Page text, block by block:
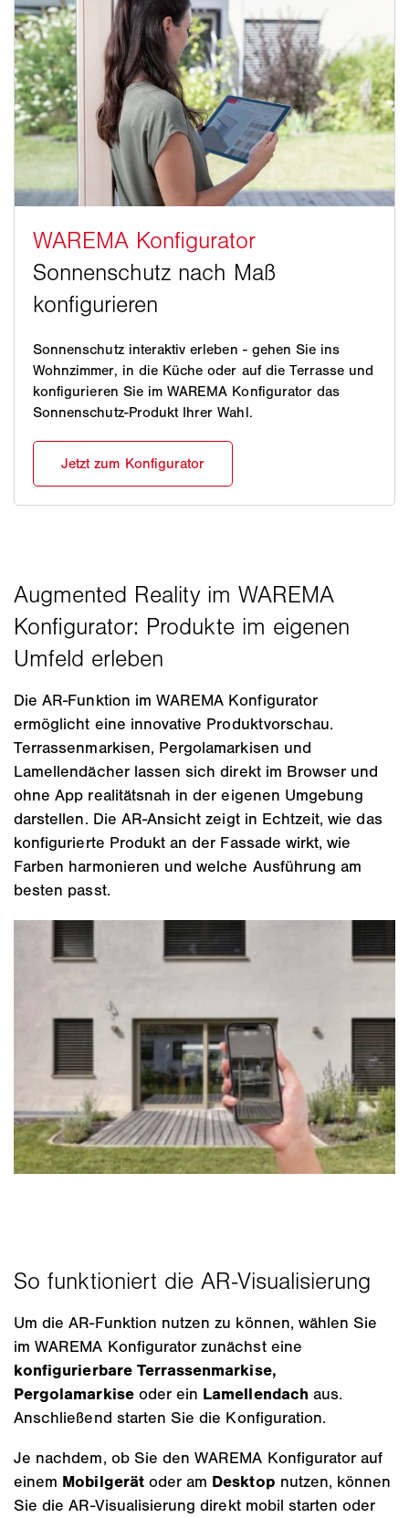
Sonnenschutz interaktiv erleben - gehen Sie ins
Wohnzimmer, in die Küche oder auf die Terrasse und
konfigurieren Sie im WAREMA Konfigurator das
Sonnenschutz-Produkt Ihrer Wahl.
Die AR‑Funktion im WAREMA Konfigurator
ermöglicht eine innovative Produktvorschau.
Terrassenmarkisen, Pergolamarkisen und
Lamellendächer lassen sich direkt im Browser und
ohne App realitätsnah in der eigenen Umgebung
darstellen. Die AR‑Ansicht zeigt in Echtzeit, wie das
konfigurierte Produkt an der Fassade wirkt, wie
Farben harmonieren und welche Ausführung am
besten passt.
Um die AR‑Funktion nutzen zu können, wählen Sie
im WAREMA Konfigurator zunächst eine
konfigurierbare Terrassenmarkise,
Pergolamarkise oder ein Lamellendach aus.
Anschließend starten Sie die Konfiguration.
Je nachdem, ob Sie den WAREMA Konfigurator auf
einem Mobilgerät oder am Desktop nutzen, können
Sie die AR‑Visualisierung direkt mobil starten oder